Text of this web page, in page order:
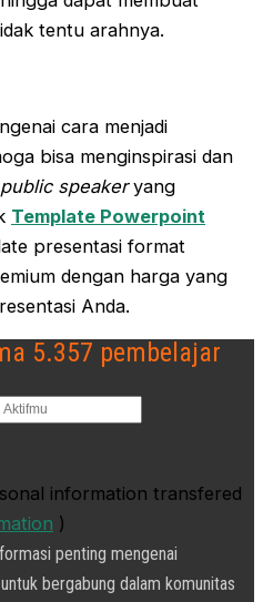
tentu arahnya.
cara menjadi
bisa menginspirasi dan
public speakeryang
Template Powerpoint
presentasi format
dengan harga yang
Anda.
5.357 pembelajar
information transfered
)
penting mengenai
bergabung dalam komunitas